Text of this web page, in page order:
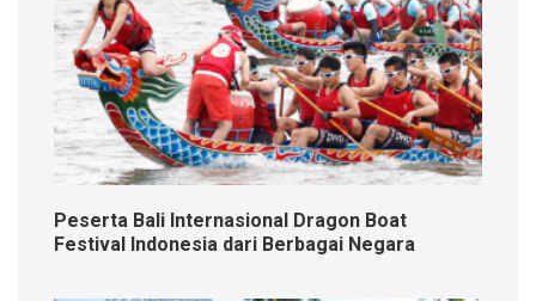
Peserta Bali Internasional Dragon Boat
Festival Indonesia dari Berbagai Negara